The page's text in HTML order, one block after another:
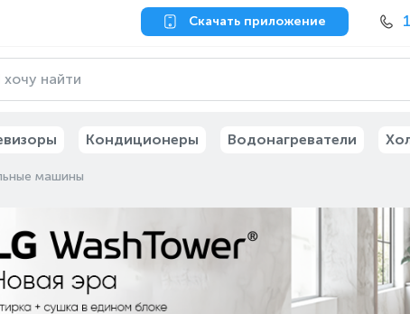
Скачать приложение
Кондиционеры Водонагреватели
машины